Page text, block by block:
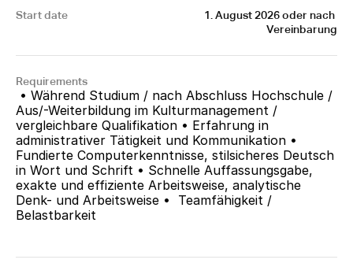
Start date
1. August 2026 oder nach
Vereinbarung
Requirements
Aus/-Weiterbildung im Kulturmanagement /
vergleichbare Qualifikation • Erfahrung in
administrativer Tätigkeit und Kommunikation •
Fundierte Computerkenntnisse, stilsicheres Deutsch
in Wort und Schrift • Schnelle Auffassungsgabe,
exakte und effiziente Arbeitsweise, analytische
Denk- und Arbeitsweise •  Teamfähigkeit /
Belastbarkeit